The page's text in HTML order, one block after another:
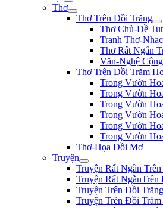
Thơ
Thơ Trên Đồi Trăng
Thơ Chủ-Đề
Tranh Thơ-Nhac
Thơ Rất Ngắn
Văn-Nghệ
Thơ Trên Đồi Trăm
Trong Vườn
Trong Vườn
Trong Vườn
Trong Vườn
Trong Vườn
Trong Vườn
Thơ-Họa Đồi Mơ
Truyện
Truyện Rất Ngắn
Truyện Rất
Truyện Trên Đồi Trăng
Truyện Trên Đồi Trăm